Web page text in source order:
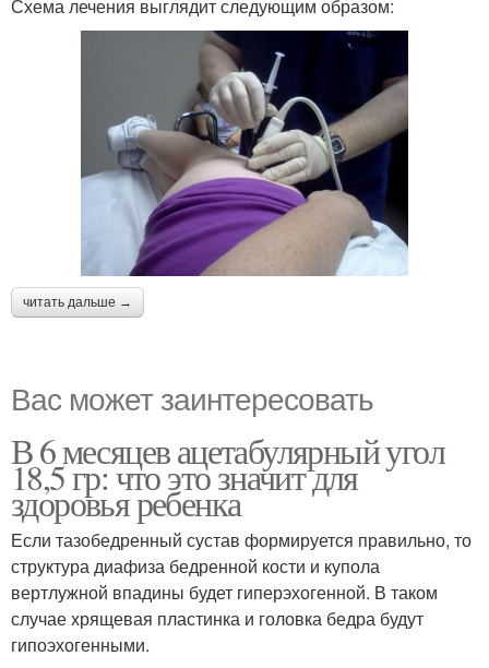
Схема лечения выглядит следующим образом:
читать дальше →
Вас может заинтересовать
В 6 месяцев ацетабулярный угол
18,5 гр: что это значит для
здоровья ребенка
Если тазобедренный сустав формируется правильно, то
структура диафиза бедренной кости и купола
вертлужной впадины будет гиперэхогенной. В таком
случае хрящевая пластинка и головка бедра будут
гипоэхогенными.